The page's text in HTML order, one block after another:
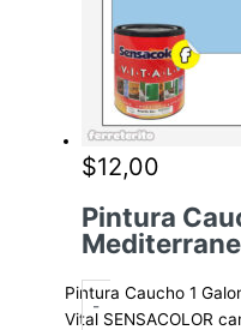
$12,00
Pintura
-
Pintura Caucho 1
Vital SENSACOLOR